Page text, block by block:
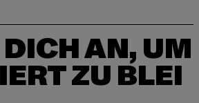
AN, UM
ZU BLEI